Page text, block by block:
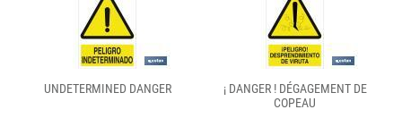
UNDETERMINED DANGER
¡ DANGER ! DÉGAGEMENT DE
COPEAU